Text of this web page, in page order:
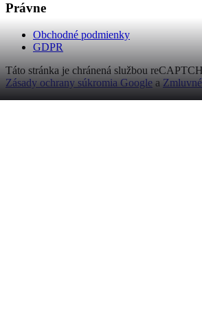
Právne
Obchodné podmienky
GDPR
Táto stránka je chránená službou
Zásady ochrany súkromia Google a